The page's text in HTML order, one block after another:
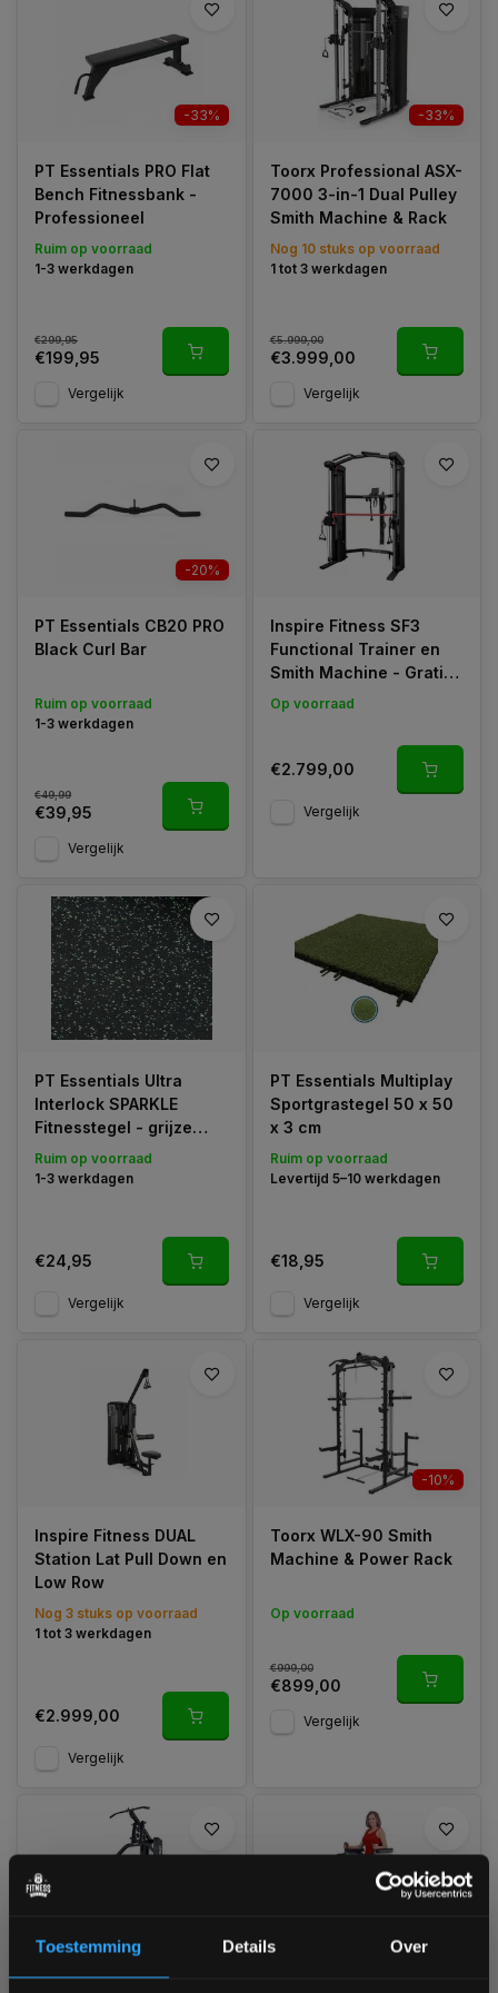
Toestemming Details Over
-33%
PT Essentials PRO Flat
Bench Fitnessbank -
Professioneel
Ruim op voorraad
1-3 werkdagen
€299,95
€199,95
Vergelijk
-33%
Toorx Professional ASX-
7000 3-in-1 Dual Pulley
Smith Machine & Rack
Nog 10 stuks op voorraad
1 tot 3 werkdagen
€5.999,00
€3.999,00
Vergelijk
-20%
PT Essentials CB20 PRO
Black Curl Bar
Ruim op voorraad
1-3 werkdagen
€49,99
€39,95
Vergelijk
Inspire Fitness SF3
Functional Trainer en
Smith Machine - Gratis
Montage
Op voorraad
€2.799,00
Vergelijk
PT Essentials Ultra
Interlock SPARKLE
Fitnesstegel - grijze
spikkel
Ruim op voorraad
1-3 werkdagen
€24,95
Vergelijk
PT Essentials Multiplay
Sportgrastegel 50 x 50
x 3 cm
Ruim op voorraad
Levertijd 5–10 werkdagen
€18,95
Vergelijk
Inspire Fitness DUAL
Station Lat Pull Down en
Low Row
Nog 3 stuks op voorraad
1 tot 3 werkdagen
€2.999,00
Vergelijk
-10%
Toorx WLX-90 Smith
Machine & Power Rack
Op voorraad
€999,00
€899,00
Vergelijk